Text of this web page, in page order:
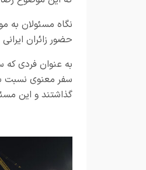
نگاه مسئولان به
حضور زائران
به عنوان فردی
سفر معنوی نسبت
گذاشتند و این